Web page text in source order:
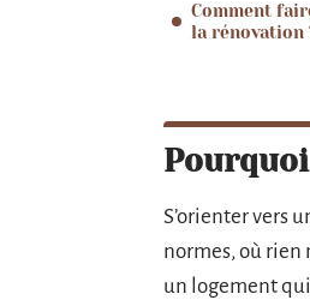
Comment
la rénovation
S’orienter vers
normes, où rien
un logement